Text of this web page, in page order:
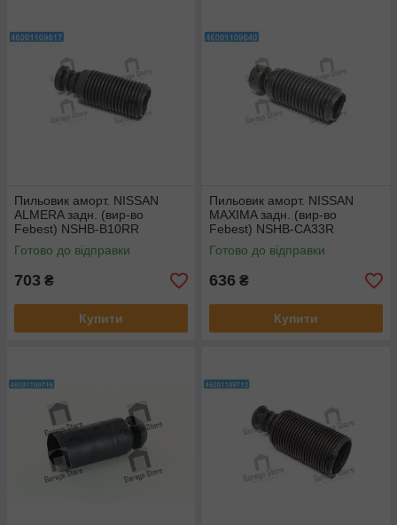
Пильовик аморт. NISSAN
ALMERA задн. (вир-во
Febest) NSHB-B10RR
Готово до відправки
703 ₴
Купити
Пильовик аморт. NISSAN
MAXIMA задн. (вир-во
Febest) NSHB-CA33R
Готово до відправки
636 ₴
Купити